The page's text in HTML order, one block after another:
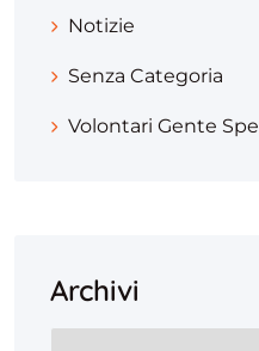
Notizie
Senza Categoria
Volontari Gente
Archivi